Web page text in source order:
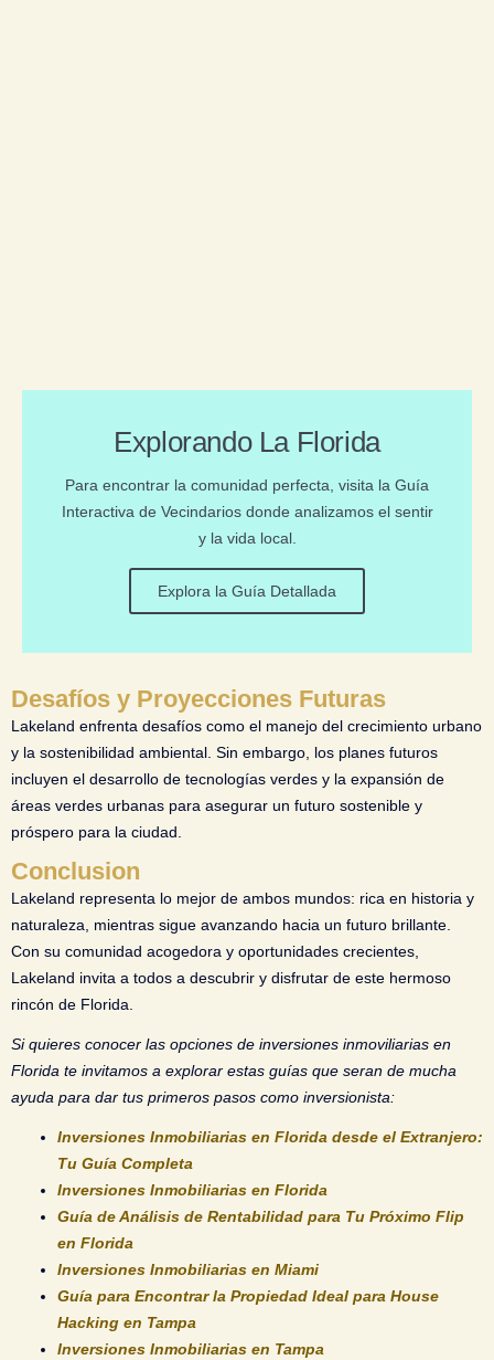
Explorando La Florida
Para encontrar la comunidad perfecta, visita la Guía
Interactiva de Vecindarios donde analizamos el sentir
y la vida local.
Explora la Guía Detallada
Desafíos y Proyecciones Futuras
Lakeland enfrenta desafíos como el manejo del crecimiento urbano
y la sostenibilidad ambiental. Sin embargo, los planes futuros
incluyen el desarrollo de tecnologías verdes y la expansión de
áreas verdes urbanas para asegurar un futuro sostenible y
próspero para la ciudad.
Conclusion
Lakeland representa lo mejor de ambos mundos: rica en historia y
naturaleza, mientras sigue avanzando hacia un futuro brillante.
Con su comunidad acogedora y oportunidades crecientes,
Lakeland invita a todos a descubrir y disfrutar de este hermoso
rincón de Florida.
Si quieres conocer las opciones de inversiones inmoviliarias en
Florida te invitamos a explorar estas guías que seran de mucha
ayuda para dar tus primeros pasos como inversionista:
Inversiones Inmobiliarias en Florida desde el Extranjero:
Tu Guía Completa
Inversiones Inmobiliarias en Florida
Guía de Análisis de Rentabilidad para Tu Próximo Flip
en Florida
Inversiones Inmobiliarias en Miami
Guía para Encontrar la Propiedad Ideal para House
Hacking en Tampa
Inversiones Inmobiliarias en Tampa